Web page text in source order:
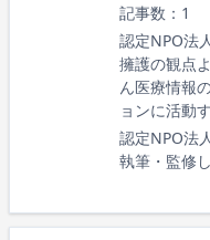
記事数：1
認定NPO法
擁護の観点
ん医療情報
ョンに活動
認定NPO法
執筆・監修